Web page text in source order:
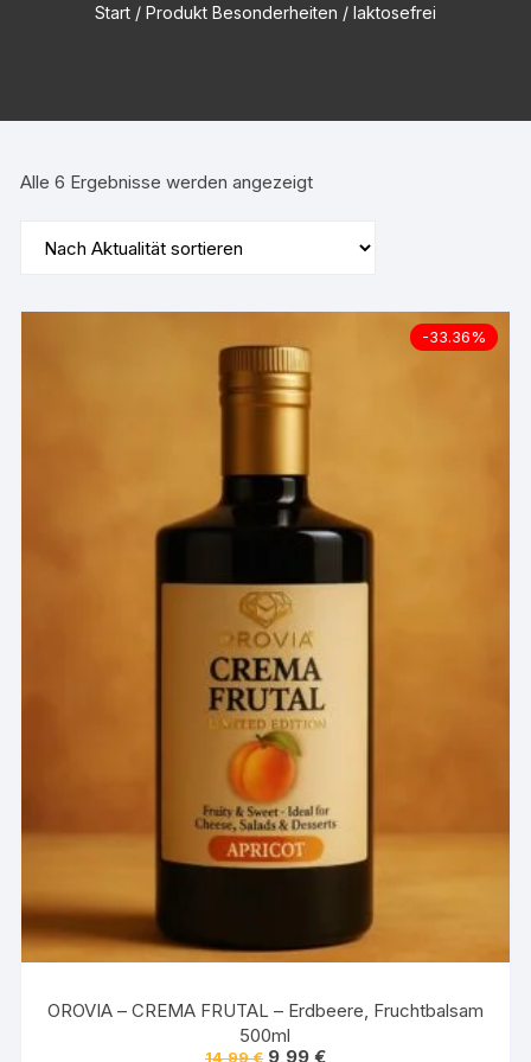
Start/ Produkt Besonderheiten / laktosefrei
Alle 6 Ergebnisse werden angezeigtNach
-33.36%
OROVIA – CREMA FRUTAL – Erdbeere, Fruchtbalsam
500ml
14,99€ Ursprünglicher
9,99 €Aktueller